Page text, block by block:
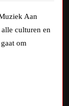
Aan
culturen en
om